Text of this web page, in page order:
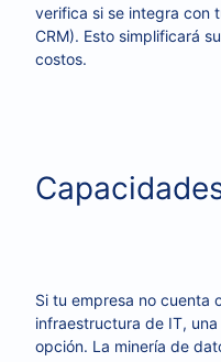
verifica si se integra con
CRM). Esto simplificará
costos.
Si tu empresa no cuenta
infraestructura de IT,
opción. La minería de